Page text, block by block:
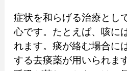
症状を和らげる治療とし
心です。たとえば、咳に
れます。痰が絡む場合に
する去痰薬が用いられます